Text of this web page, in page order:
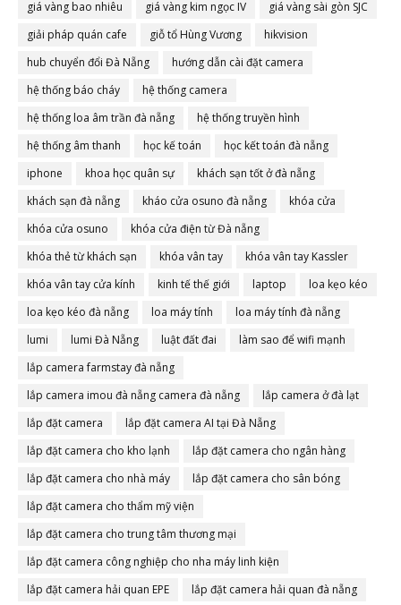
giá vàng bao nhiêu giá vàng kim ngọc IV
giá vàng sài gòn SJC
giải pháp quán cafe
giỗ tổ Hùng Vương
hikvision
hub chuyển đổi Đà Nẵng
hướng dẫn cài đặt camera
hệ thống báo cháy
hệ thống camera
hệ thống loa âm trần đà nẵng
hệ thống truyền hình
hệ thống âm thanh
học kế toán
học kết toán đà nẵng
iphone
khoa học quân sự
khách sạn tốt ở đà nẵng
khách sạn đà nẵng
kháo cửa osuno đà nẵng
khóa cửa
khóa cửa osuno
khóa cửa điện từ Đà nẵng
khóa thẻ từ khách sạn
khóa vân tay
khóa vân tay Kassler
khóa vân tay cửa kính
kinh tế thế giới laptop
loa kẹo kéo
loa kẹo kéo đà nẵng
loa máy tính
loa máy tính đà nẵng
lumi
lumi Đà Nẵng luật đất đai
làm sao để wifi mạnh
lắp camera farmstay đà nẵng
lắp camera imou đà nẵng camera đà nẵng
lắp camera ở đà lạt
lắp đặt camera
lắp đặt camera AI tại Đà Nẵng
lắp đặt camera cho kho lạnh
lắp đặt camera cho ngân hàng
lắp đặt camera cho nhà máy
lắp đặt camera cho sân bóng
lắp đặt camera cho thẩm mỹ viện
lắp đặt camera cho trung tâm thương mại
lắp đặt camera công nghiệp cho nha máy linh kiện
lắp đặt camera hải quan EPE
lắp đặt camera hải quan đà nẵng